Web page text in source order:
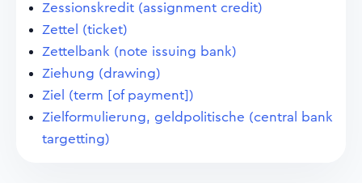
Zessionskredit (assignment credit)
Zettel (ticket)
Zettelbank (note issuing bank)
Ziehung (drawing)
Ziel (term [of payment])
Zielformulierung, geldpolitische (central bank
targetting)